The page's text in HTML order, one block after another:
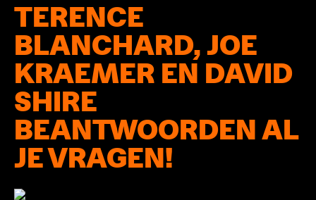
TERENCE
BLANCHARD, JOE
KRAEMER EN DAVID
SHIRE
BEANTWOORDEN AL
JE VRAGEN!